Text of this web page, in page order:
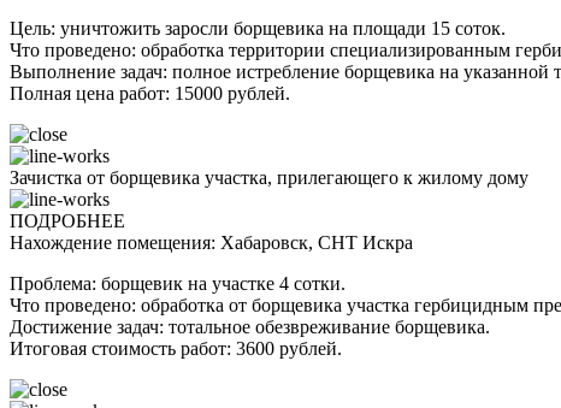
Цель: уничтожить заросли борщевика на площади 15 соток.
Что проведено: обработка территории специализированным
Выполнение задач: полное истребление борщевика на указанной
Полная цена работ: 15000 рублей.
Зачистка от борщевика участка, прилегающего к жилому дому
ПОДРОБНЕЕ
Нахождение помещения: Хабаровск, СНТ Искра
Проблема: борщевик на участке 4 сотки.
Что проведено: обработка от борщевика участка гербицидным
Достижение задач: тотальное обезвреживание борщевика.
Итоговая стоимость работ: 3600 рублей.